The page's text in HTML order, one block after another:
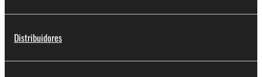
Distribuidores